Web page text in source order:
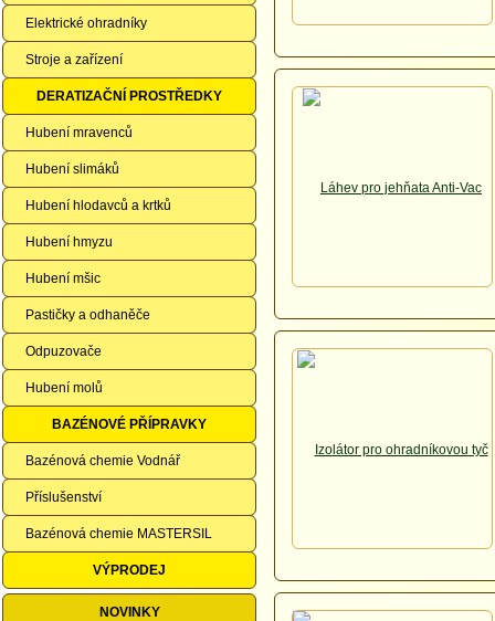
Elektrické ohradníky
Stroje a zařízení
DERATIZAČNÍ PROSTŘEDKY
Hubení mravenců
Hubení slimáků
Hubení hlodavců a krtků
Hubení hmyzu
Hubení mšic
Pastičky a odhaněče
Odpuzovače
Hubení molů
BAZÉNOVÉ PŘÍPRAVKY
Bazénová chemie Vodnář
Příslušenství
Bazénová chemie MASTERSIL
VÝPRODEJ
NOVINKY